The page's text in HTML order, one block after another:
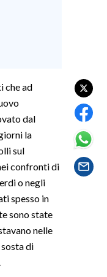
che ad
dal
la
sul
confronti di
o negli
spesso in
sono state
nelle
di